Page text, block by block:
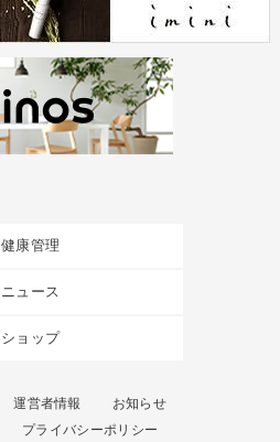
健康管理
ニュース
ショップ
運営者情報
お知らせ
プライバシーポリシー